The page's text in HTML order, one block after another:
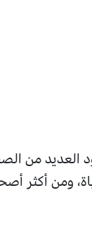
العديد من
ومن أكثر